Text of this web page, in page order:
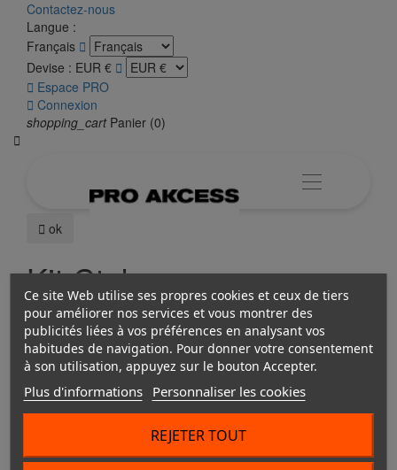
Contactez-nous
Langue :
Français 
Devise : EUR € 
 Espace PRO
 Connexion
shopping_cart Panier (0)

 ok
Kit Ctek
Veuillez nous excuser pour le désagrément.
Effectuez une nouvelle recherche
Ce site Web utilise ses propres cookies et ceux de tiers
pour améliorer nos services et vous montrer des
publicités liées à vos préférences en analysant vos
habitudes de navigation. Pour donner votre consentement
à son utilisation, appuyez sur le bouton Accepter.
Plus d'informations Personnaliser les cookies
REJETER TOUT
produits
produits  
Notre société
Notre société  